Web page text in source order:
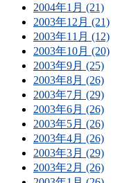
2004年1月 (21)
2003年12月 (21)
2003年11月 (12)
2003年10月 (20)
2003年9月 (25)
2003年8月 (26)
2003年7月 (29)
2003年6月 (26)
2003年5月 (26)
2003年4月 (26)
2003年3月 (29)
2003年2月 (26)